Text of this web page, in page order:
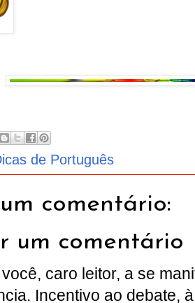
de Português
comentário:
um comentário
caro leitor, a se
Incentivo ao debate,